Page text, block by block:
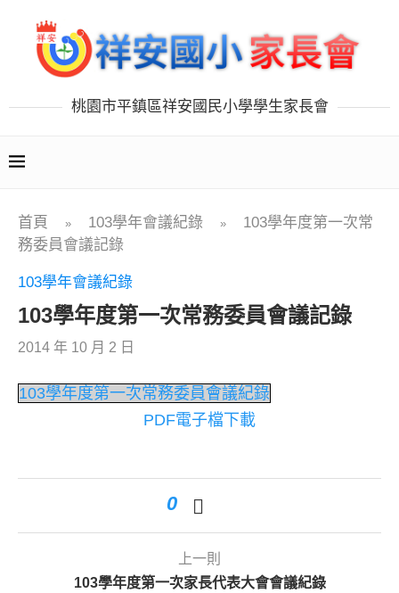
桃園市平鎮區祥安國民小學學生家長會
首頁 » 103學年會議紀錄 »
103學年度第一次常
務委員會議記錄
103學年會議紀錄
103學年度第一次常務委員會議記錄
2014 年 10 月 2 日
103學年度第一次常務委員會議紀錄
PDF電子檔下載
0
上一則
103學年度第一次家長代表大會會議紀錄